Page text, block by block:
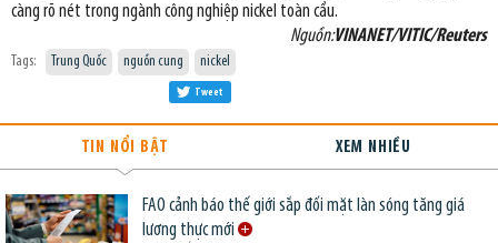
càng rõ nét trong ngành công nghiệp nickel toàn cầu.
Nguồn:VINANET/VITIC/Reuters
Tags: Trung Quốc nguồn cung nickel
Tweet
TIN NỔI BẬT XEM NHIỀU
FAO cảnh báo thế giới sắp đối mặt làn sóng tăng giá
lương thực mới